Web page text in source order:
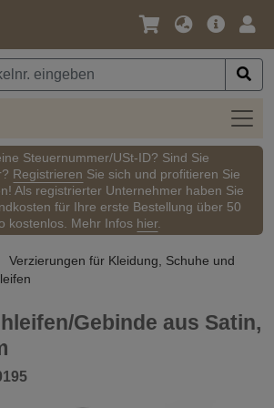
Sprache
Währung
Steuernummer/USt-ID? Sind Sie
Registrieren Sie sich und profitieren Sie
Als registrierter Unternehmer haben Sie
für Ihre erste Bestellung über 50
kostenlos. Mehr Infos hier.
Verzierungen für Kleidung, Schuhe und
Gebinde aus Satin,